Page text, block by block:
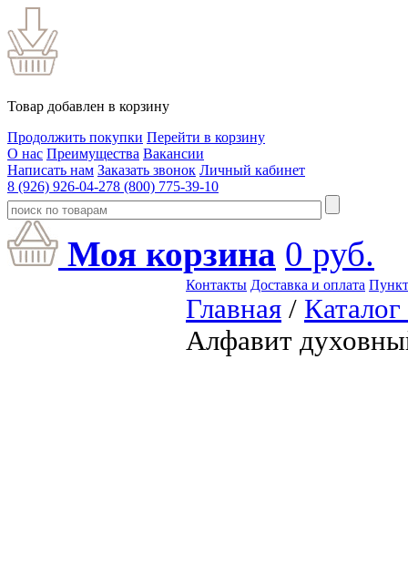
Товар добавлен в корзину
Продолжить покупки Перейти в корзину
О нас Преимущества Вакансии
Написать нам Заказать звонок Личный кабинет
8 (926) 926-04-278 (800) 775-39-10
Моя корзина 0 руб.
Контакты Доставка и оплата
Главная /
Алфавит